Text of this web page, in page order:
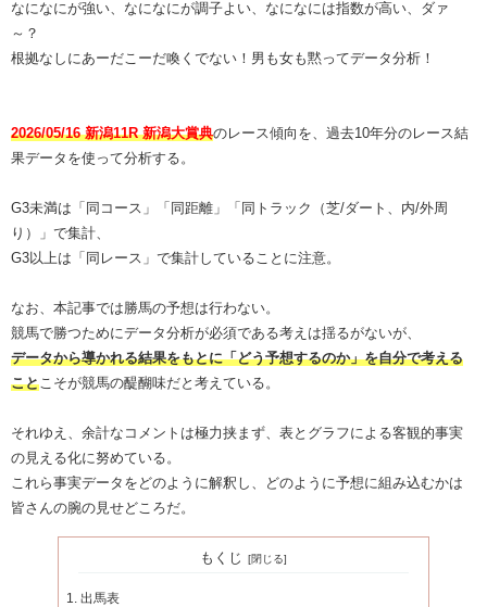
なになにが強い、なになにが調子よい、なになには指数が高い、ダァ
～？
根拠なしにあーだこーだ喚くでない！男も女も黙ってデータ分析！
2026/05/16 新潟11R 新潟大賞典のレース傾向を、過去10年分のレース結
果データを使って分析する。
G3未満は「同コース」「同距離」「同トラック（芝/ダート、内/外周
り）」で集計、
G3以上は「同レース」で集計していることに注意。
なお、本記事では勝馬の予想は行わない。
競馬で勝つためにデータ分析が必須である考えは揺るがないが、
データから導かれる結果をもとに「どう予想するのか」を自分で考える
ことこそが競馬の醍醐味だと考えている。
それゆえ、余計なコメントは極力挟まず、表とグラフによる客観的事実
の見える化に努めている。
これら事実データをどのように解釈し、どのように予想に組み込むかは
皆さんの腕の見せどころだ。
もくじ
出馬表